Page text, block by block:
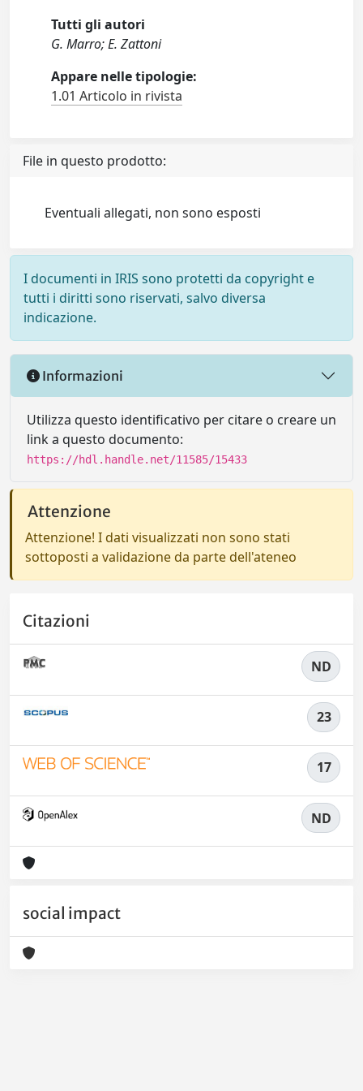
Tutti gli autori
G. Marro; E. Zattoni
Appare nelle tipologie:
1.01 Articolo in rivista
File in questo prodotto:
Eventuali allegati, non sono esposti
I documenti in IRIS sono protetti da copyright e
tutti i diritti sono riservati, salvo diversa
indicazione.
Informazioni
Utilizza questo identificativo per citare o creare un
link a questo documento:
https://hdl.handle.net/11585/15433
Attenzione
Attenzione! I dati visualizzati non sono stati
sottoposti a validazione da parte dell'ateneo
Citazioni
ND
23
17
ND
social impact